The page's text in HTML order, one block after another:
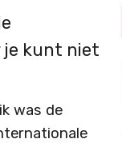
je kunt niet
was de